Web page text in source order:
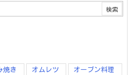
焼き オムレツ オーブン料理